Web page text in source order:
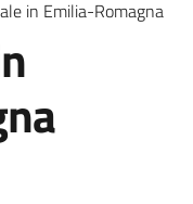
in Emilia-Romagna